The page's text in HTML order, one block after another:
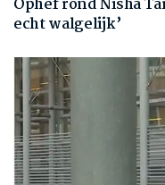
Ophef rond Nisha
echt walgelijk’